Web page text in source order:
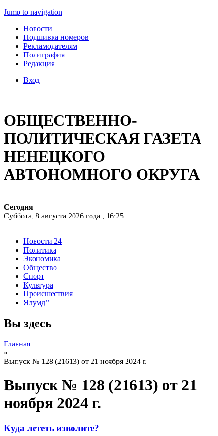
Jump to navigation
Новости
Подшивка номеров
Рекламодателям
Полиграфия
Редакция
Вход
ОБЩЕСТВЕННО-
ПОЛИТИЧЕСКАЯ ГАЗЕТА
НЕНЕЦКОГО
АВТОНОМНОГО ОКРУГА
Сегодня
Суббота, 8 августа 2026 года , 16:25
Новости 24
Политика
Экономика
Общество
Спорт
Культура
Происшествия
Ялумд’’
Вы здесь
Главная
»
Выпуск № 128 (21613) от 21 ноября 2024 г.
Выпуск № 128 (21613) от 21
ноября 2024 г.
Куда лететь изволите?